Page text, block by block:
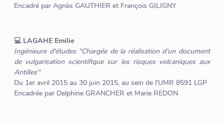
Encadré par Agnès GAUTHIER et François GILIGNY
💻 LAGAHE Emilie
Ingénieure d'études "Chargée de la réalisation d’un document
de vulgarisation scientifique sur les risques volcaniques aux
Antilles"
Du 1er avril 2015 au 30 juin 2015, au sein de l'UMR 8591 LGP
Encadrée par Delphine GRANCHER et Marie REDON